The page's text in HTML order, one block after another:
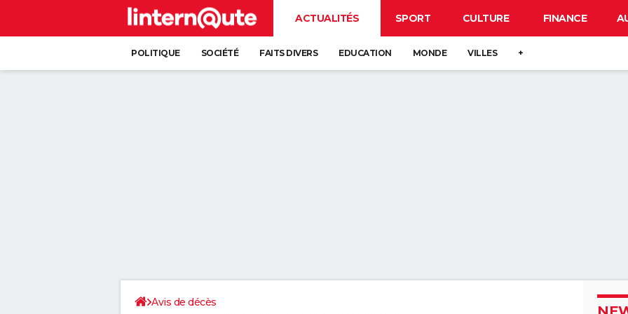
ACTUALITÉS SPORT CULTURE FINANCE
POLITIQUE SOCIÉTÉ FAITS DIVERS EDUCATION MONDE VILLES +
Avis de décès